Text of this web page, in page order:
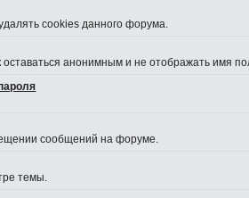
cookies данного форума.
оставаться анонимным и не отображать имя
сообщений на форуме.
темы.